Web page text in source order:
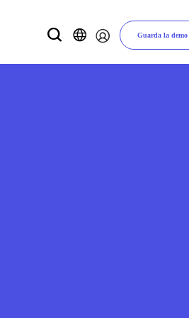
Guarda la demo